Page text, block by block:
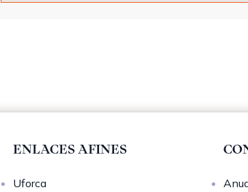
ENLACES AFINES
Uforca